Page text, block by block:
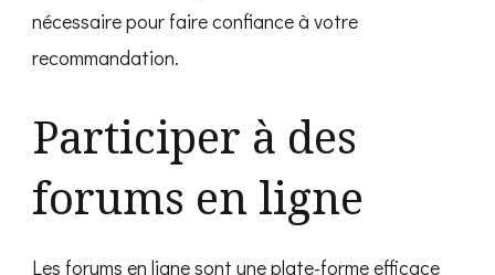
nécessaire pour faire confiance à votre
recommandation.
Participer à des
forums en ligne
Les forums en ligne sont une plate-forme efficace